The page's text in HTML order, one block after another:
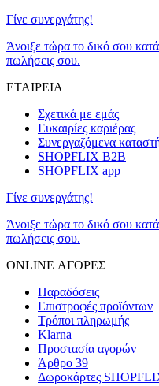
Γίνε συνεργάτης!
Άνοιξε τώρα το δικό σου
πωλήσεις σου.
ΕΤΑΙΡΕΙΑ
Σχετικά με εμάς
Ευκαιρίες καριέρας
Συνεργαζόμενα
SHOPFLIX B2B
SHOPFLIX app
Γίνε συνεργάτης!
Άνοιξε τώρα το δικό σου
πωλήσεις σου.
ONLINE ΑΓΟΡΕΣ
Παραδόσεις
Επιστροφές προϊόντων
Τρόποι πληρωμής
Klarna
Προστασία αγορών
Άρθρο 39
Δωροκάρτες